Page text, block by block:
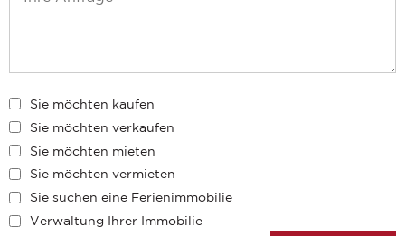
Sie möchten kaufen
Sie möchten verkaufen
Sie möchten mieten
Sie möchten vermieten
Sie suchen eine Ferienimmobilie
Verwaltung Ihrer Immobilie